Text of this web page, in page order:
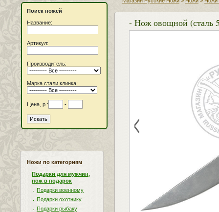
Поиск ножей
Название:
Артикул:
Производитель:
Марка стали клинка:
Цена, р.: -
Ножи по категориям
Подарки для мужчин,
нож в подарок
Подарки военному
Подарки охотнику
Подарки рыбаку
- Нож овощной (сталь
<